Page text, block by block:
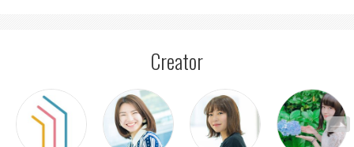
Creator